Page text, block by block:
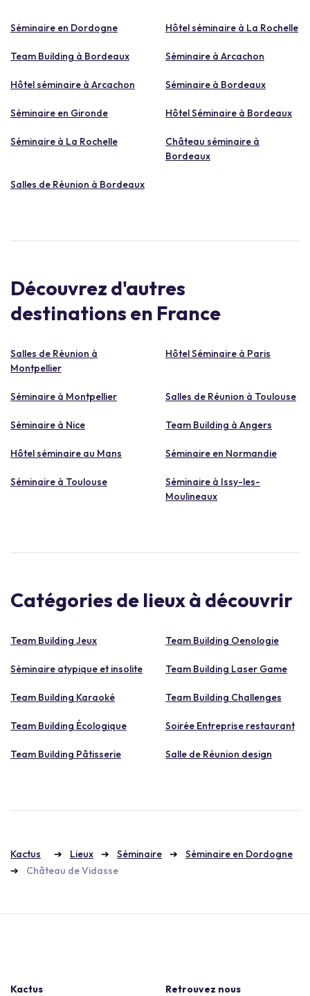
Séminaire en Dordogne Hôtel séminaire à La Rochelle
Team Building à Bordeaux Séminaire à Arcachon
Hôtel séminaire à Arcachon Séminaire à Bordeaux
Séminaire en Gironde Hôtel Séminaire à Bordeaux
Séminaire à La Rochelle
Château séminaire à
Bordeaux
Salles de Réunion à Bordeaux
Découvrez d'autres
destinations en France
Salles de Réunion à
Montpellier
Hôtel Séminaire à Paris
Séminaire à Montpellier Salles de Réunion à Toulouse
Séminaire à Nice Team Building à Angers
Hôtel séminaire au Mans Séminaire en Normandie
Séminaire à Toulouse
Séminaire à Issy-les-
Moulineaux
Catégories de lieux à découvrir
Team Building Jeux Team Building Oenologie
Séminaire atypique et insolite Team Building Laser Game
Team Building Karaoké Team Building Challenges
Team Building Écologique Soirée Entreprise restaurant
Team Building Pâtisserie Salle de Réunion design
Kactus Lieux Séminaire
Séminaire en Dordogne
Château de Vidasse
Kactus
Retrouvez nous